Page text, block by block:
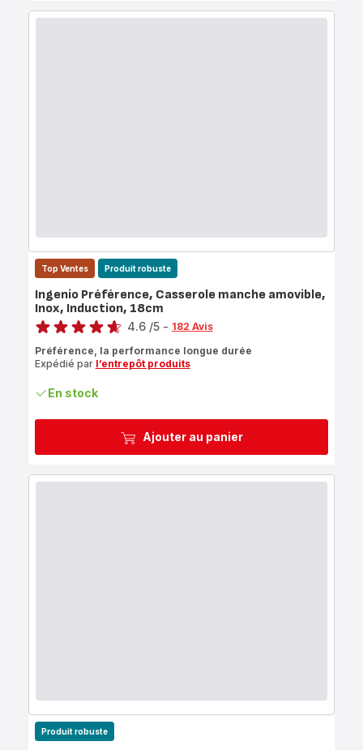
Ajouter au panier
Top Ventes Produit robuste
Ingenio Préférence, Casserole manche amovible,
Inox, Induction, 18cm
Note
4.6 /5 - 182 Avis
Préférence, la performance longue durée
Expédié par l’entrepôt produits
En stock
Produit robuste